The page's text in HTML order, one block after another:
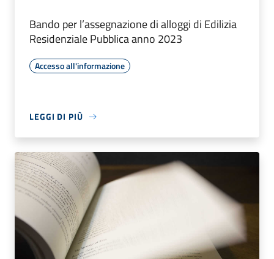
Bando per l’assegnazione di alloggi di Edilizia
Residenziale Pubblica anno 2023
Accesso all'informazione
LEGGI DI PIÙ